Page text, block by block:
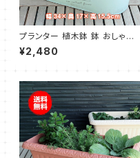
プランター 植木鉢 鉢 おしゃれ
（モダンラスティブリキ オーバル
L ミント）
¥2,480